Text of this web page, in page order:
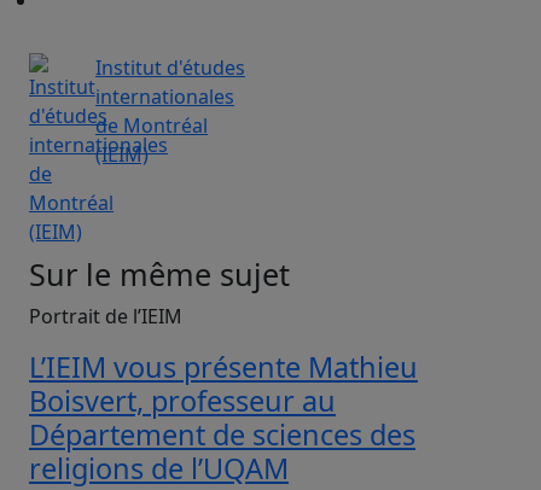
Institut d'études
internationales
de Montréal
(IEIM)
Sur le même sujet
Portrait de l’IEIM
L’IEIM vous présente Mathieu
Boisvert, professeur au
Département de sciences des
religions de l’UQAM